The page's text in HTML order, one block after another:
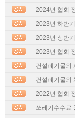
2024년 협회
2023년 하반
2023년 상반
2023년 협회
건설폐기물의
건설폐기물의
2022년 협회
쓰레기수수료